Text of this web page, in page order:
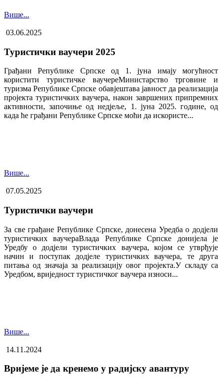
Више...
03.06.2025
Туристички ваучери 2025
Грађани Републике Српске од 1. јуна имају могућност
користити туристичке ваучере​Министарство трговине и
туризма Републике Српске обавјештава јавност да реализација
пројекта туристичких ваучера, након завршених припремних
активности, започиње од недјеље, 1. јуна 2025. године, од
када ће грађани Републике Српске моћи да искористе...
Више...
07.05.2025
Туристички ваучери
За све грађане Републике Српске, донесена Уредба о додјели
туристичких ваучера​Влада Републике Српске донијела је
Уредбу о додјели туристичких ваучера, којом се утврђује
начин и поступак додјеле туристичких ваучера, те друга
питања од значаја за реализацију овог пројекта.У складу са
Уредбом, вриједност туристичког ваучера износи...
Више...
14.11.2024
Вријеме је да кренемо у радијску авантуру